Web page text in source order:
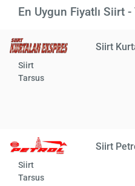
En Uygun Fiyatlı Siirt
Siirt
Siirt
Tarsus
Siirt
Siirt
Tarsus